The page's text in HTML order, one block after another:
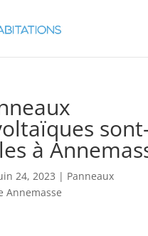
à
24, 2023 | Panneaux
Annemasse